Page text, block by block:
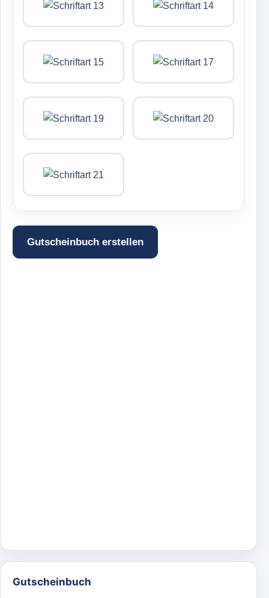
Gutscheinbuch
Gutscheinbuch erstellen